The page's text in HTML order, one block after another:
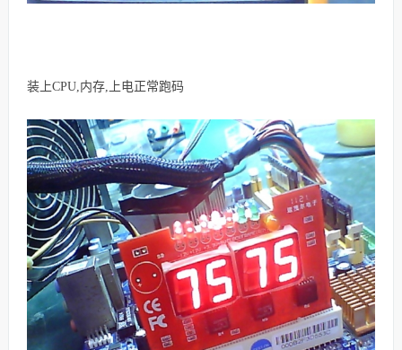
装上CPU,内存,上电正常跑码